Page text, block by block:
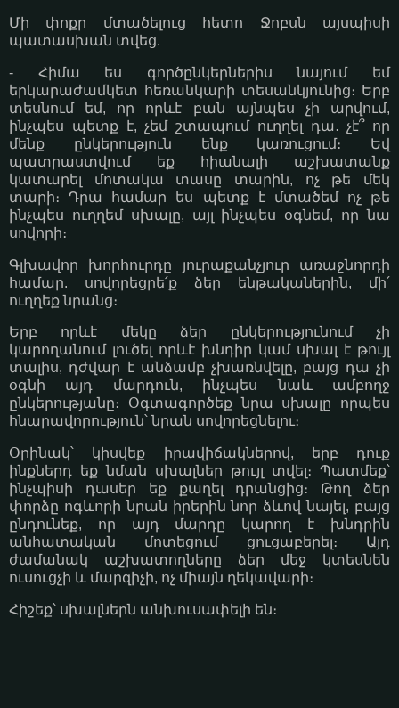
Մի փոքր մտածելուց հետո Ջոբսն այսպիսի
պատասխան տվեց.
- Հիմա ես գործընկերներիս նայում եմ
երկարաժամկետ հեռանկարի տեսանկյունից։ Երբ
տեսնում եմ, որ որևէ բան այնպես չի արվում,
ինչպես պետք է, չեմ շտապում ուղղել դա․ չէ՞ որ
մենք ընկերություն ենք կառուցում։ Եվ
պատրաստվում եք հիանալի աշխատանք
կատարել մոտակա տասը տարին, ոչ թե մեկ
տարի։ Դրա համար ես պետք է մտածեմ ոչ թե
ինչպես ուղղեմ սխալը, այլ ինչպես օգնեմ, որ նա
սովորի։
Գլխավոր խորհուրդը յուրաքանչյուր առաջնորդի
համար. սովորեցրե՛ք ձեր ենթականերին, մի՛
ուղղեք նրանց։
Երբ որևէ մեկը ձեր ընկերությունում չի
կարողանում լուծել որևէ խնդիր կամ սխալ է թույլ
տալիս, դժվար է անձամբ չխառնվելը, բայց դա չի
օգնի այդ մարդուն, ինչպես նաև ամբողջ
ընկերությանը։ Օգտագործեք նրա սխալը որպես
հնարավորություն՝ նրան սովորեցնելու։
Օրինակ՝ կիսվեք իրավիճակներով, երբ դուք
ինքներդ եք նման սխալներ թույլ տվել։ Պատմեք՝
ինչպիսի դասեր եք քաղել դրանցից։ Թող ձեր
փորձը ոգևորի նրան իրերին նոր ձևով նայել, բայց
ընդունեք, որ այդ մարդը կարող է խնդրին
անհատական մոտեցում ցուցաբերել։ Այդ
ժամանակ աշխատողները ձեր մեջ կտեսնեն
ուսուցչի և մարզիչի, ոչ միայն ղեկավարի։
Հիշեք՝ սխալներն անխուսափելի են։